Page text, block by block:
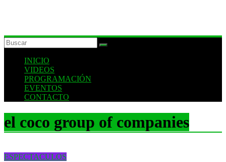
INICIO
VIDEOS
PROGRAMACIÓN
EVENTOS
CONTACTO
el coco group of companies
ESPECTACULOS